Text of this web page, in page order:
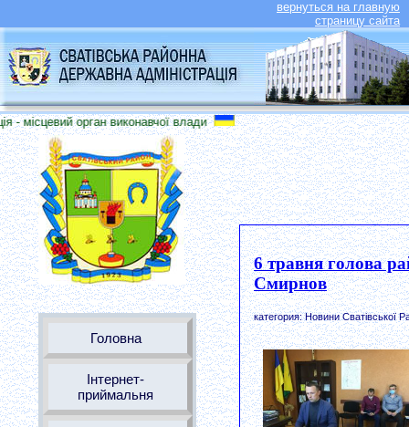
вернуться на главную
страницу сайта
місцевий орган виконавчої влади
Головна
Інтернет-
приймальня
6 травня голова
Смирнов
категория: Новини Сватівської